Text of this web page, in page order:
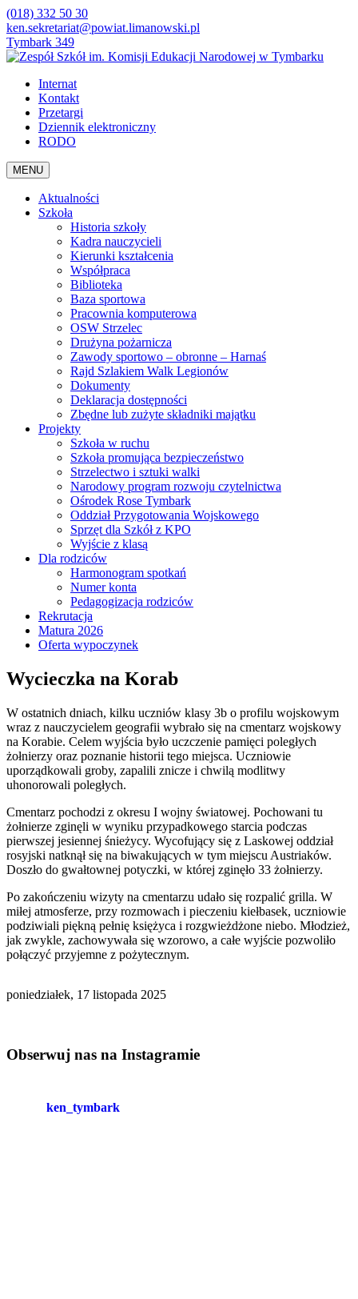
(018) 332 50 30
ken.sekretariat@powiat.limanowski.pl
Tymbark 349
Internat
Kontakt
Przetargi
Dziennik elektroniczny
RODO
MENU
Aktualności
Szkoła
Historia szkoły
Kadra nauczycieli
Kierunki kształcenia
Współpraca
Biblioteka
Baza sportowa
Pracownia komputerowa
OSW Strzelec
Drużyna pożarnicza
Zawody sportowo – obronne – Harnaś
Rajd Szlakiem Walk Legionów
Dokumenty
Deklaracja dostępności
Zbędne lub zużyte składniki majątku
Projekty
Szkoła w ruchu
Szkoła promująca bezpieczeństwo
Strzelectwo i sztuki walki
Narodowy program rozwoju czytelnictwa
Ośrodek Rose Tymbark
Oddział Przygotowania Wojskowego
Sprzęt dla Szkół z KPO
Wyjście z klasą
Dla rodziców
Harmonogram spotkań
Numer konta
Pedagogizacja rodziców
Rekrutacja
Matura 2026
Oferta wypoczynek
Wycieczka na Korab
W ostatnich dniach, kilku uczniów klasy 3b o profilu wojskowym
wraz z nauczycielem geografii wybrało się na cmentarz wojskowy
na Korabie. Celem wyjścia było uczczenie pamięci poległych
żołnierzy oraz poznanie historii tego miejsca. Uczniowie
uporządkowali groby, zapalili znicze i chwilą modlitwy
uhonorowali poległych.
Cmentarz pochodzi z okresu I wojny światowej. Pochowani tu
żołnierze zginęli w wyniku przypadkowego starcia podczas
pierwszej jesiennej śnieżycy. Wycofujący się z Laskowej oddział
rosyjski natknął się na biwakujących w tym miejscu Austriaków.
Doszło do gwałtownej potyczki, w której zginęło 33 żołnierzy.
Po zakończeniu wizyty na cmentarzu udało się rozpalić grilla. W
miłej atmosferze, przy rozmowach i pieczeniu kiełbasek, uczniowie
podziwiali piękną pełnię księżyca i rozgwieżdżone niebo. Młodzież,
jak zwykle, zachowywała się wzorowo, a całe wyjście pozwoliło
połączyć przyjemne z pożytecznym.
poniedziałek, 17 listopada 2025
Obserwuj nas na Instagramie
ken_tymbark